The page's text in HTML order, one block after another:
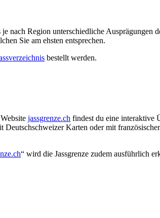
nach Region unterschiedliche Ausprägungen
Sie am ehsten entsprechen.
bestellt werden.
jassgrenze.ch findest du eine interaktive
Karten oder mit
“ wird die Jassgrenze zudem ausführlich